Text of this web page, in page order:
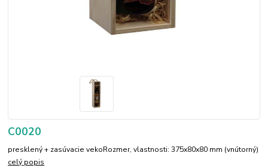
C0020
presklený + zasúvacie vekoRozmer, vlastnosti: 375x80x80 mm (vnútorný)
celý popis